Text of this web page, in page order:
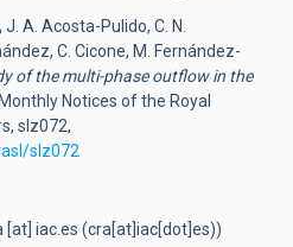
A. Acosta-Pulido, C. N.
C. Cicone, M. Fernández-
of the multi-phase outflow in the
Notices of the Royal
slz072,
slz072
[at] iac.es (cra[at]iac[dot]es))